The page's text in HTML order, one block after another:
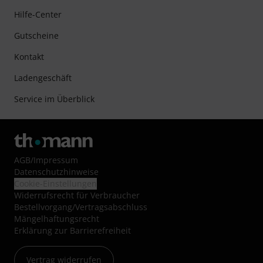
Hilfe-Center
Gutscheine
Kontakt
Ladengeschäft
Service im Überblick
AGB/Impressum
Datenschutzhinweise
Widerrufsrecht für Verbraucher
Bestellvorgang/Vertragsabschluss
Mängelhaftungsrecht
Erklärung zur Barrierefreiheit
Vertrag widerrufen